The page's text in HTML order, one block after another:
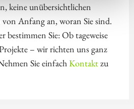
keine unübersichtlichen
von Anfang an, woran Sie sind.
bestimmen Sie: Ob tageweise
– wir richten uns ganz
Sie einfachKontaktzu